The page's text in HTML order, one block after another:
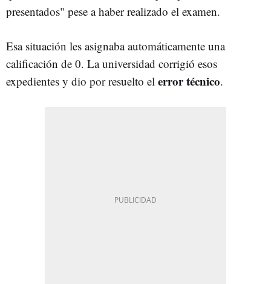
presentados" pese a haber realizado el examen.
Esa situación les asignaba automáticamente una
calificación de 0. La universidad corrigió esos
expedientes y dio por resuelto el error técnico.